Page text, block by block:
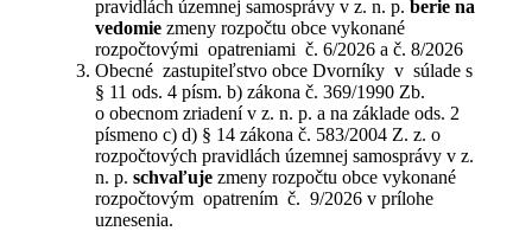
pravidlách územnej samosprávy v z. n. p.berie na
vedomiezmeny rozpočtu obce vykonané
rozpočtovými opatreniami č. 6/2026 a č. 8/2026
Obecné zastupiteľstvo obce Dvorníky v súlade s
§ 11 ods. 4 písm. b) zákona č. 369/1990 Zb.
o obecnom zriadení v z. n. p. a na základe ods. 2
písmeno c) d) § 14 zákona č. 583/2004 Z. z. o
rozpočtových pravidlách územnej samosprávy v z.
n. p.schvaľujezmeny rozpočtu obce vykonané
rozpočtovým opatrením č. 9/2026 v prílohe
uznesenia.